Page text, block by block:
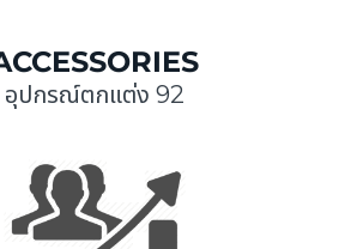
อุปกรณ์ตกแต่ง 92